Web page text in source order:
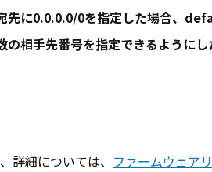
に0.0.0.0/0を指定した場合、
相手先番号を指定できるようにし
詳細については、 ファームウェア